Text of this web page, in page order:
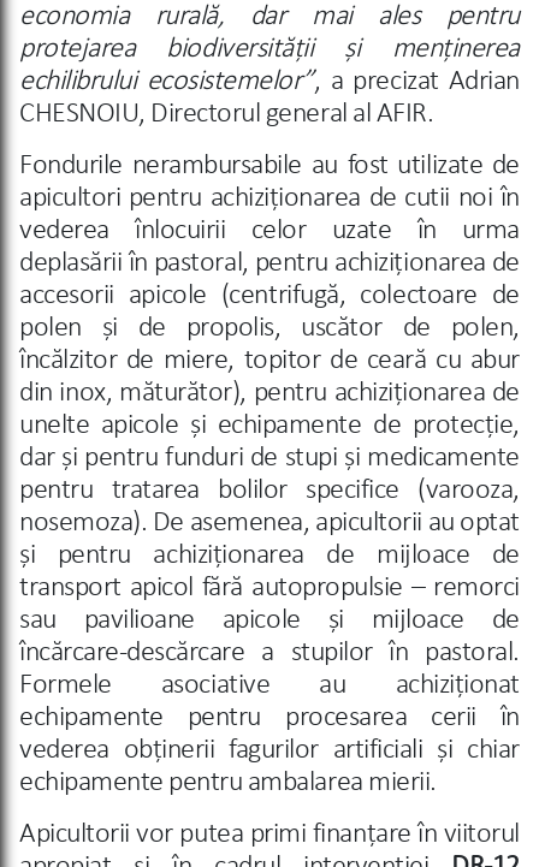
economia rurală, dar mai ales pentru
protejarea biodiversității și menținerea
echilibrului ecosistemelor”, a precizat Adrian
CHESNOIU, Directorul general al AFIR.
Fondurile nerambursabile au fost utilizate de
apicultori pentru achiziționarea de cutii noi în
vederea înlocuirii celor uzate în urma
deplasării în pastoral, pentru achiziționarea de
accesorii apicole (centrifugă, colectoare de
polen și de propolis, uscător de polen,
încălzitor de miere, topitor de ceară cu abur
din inox, măturător), pentru achiziționarea de
unelte apicole și echipamente de protecție,
dar și pentru funduri de stupi și medicamente
pentru tratarea bolilor specifice (varooza,
nosemoza). De asemenea, apicultorii au optat
și pentru achiziționarea de mijloace de
transport apicol fără autopropulsie – remorci
sau pavilioane apicole și mijloace de
încărcare-descărcare a stupilor în pastoral.
Formele asociative au achiziționat
echipamente pentru procesarea cerii în
vederea obținerii fagurilor artificiali și chiar
echipamente pentru ambalarea mierii.
Apicultorii vor putea primi finanțare în viitorul